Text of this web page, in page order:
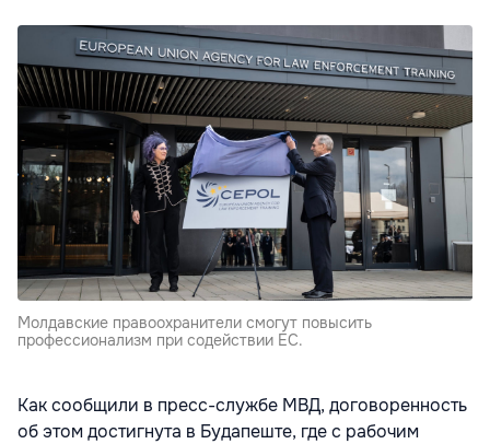
Молдавские правоохранители смогут повысить
профессионализм при содействии ЕС.
Как сообщили в пресс-службе МВД, договоренность
об этом достигнута в Будапеште, где с рабочим